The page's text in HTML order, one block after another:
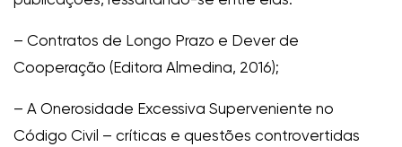
– Contratos de Longo Prazo e Dever de
Cooperação (Editora Almedina, 2016);
– A Onerosidade Excessiva Superveniente no
Código Civil – críticas e questões controvertidas